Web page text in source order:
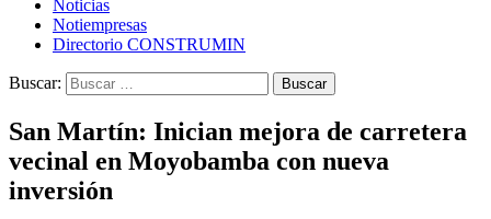
Noticias
Notiempresas
Directorio CONSTRUMIN
Buscar:
San Martín: Inician mejora de carretera
vecinal en Moyobamba con nueva
inversión